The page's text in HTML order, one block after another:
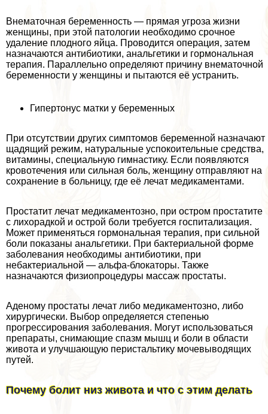
Внематочная беременность — прямая угроза жизни
женщины, при этой патологии необходимо срочное
удаление плодного яйца. Проводится операция, затем
назначаются антибиотики, aнaльгетики и гормональная
терапия. Параллельно определяют причину внематочной
беременности у женщины и пытаются её устранить.
Гипертонус матки у беременных
При отсутствии других симптомов беременной назначают
щадящий режим, натуральные успокоительные средства,
витамины, специальную гимнастику. Если появляются
кровотечения или сильная боль, женщину отправляют на
сохранение в больницу, где её лечат медикаментами.
Простатит лечат медикаментозно, при остром пpocтатите
с лихорадкой и острой боли требуется госпитализация.
Может применяться гормональная терапия, при сильной
боли показаны aнaльгетики. При бактериальной форме
заболевания необходимы антибиотики, при
небактериальной — альфа-блокаторы. Также
назначаются физиопроцедуры массаж простаты.
Аденому простаты лечат либо медикаментозно, либо
хирургически. Выбор определяется степенью
прогрессирования заболевания. Могут использоваться
препараты, снимающие спазм мышц и боли в области
живота и улучшающую перистальтику мочевыводящих
путей.
Почему болит низ живота и что с этим делать